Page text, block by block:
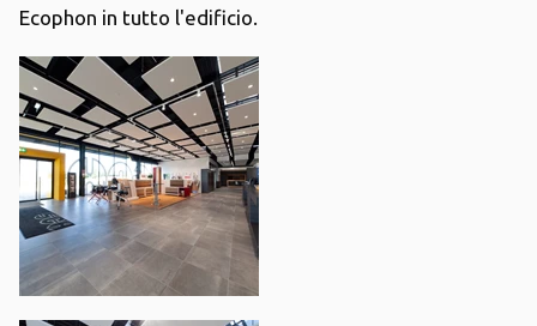
Ecophon in tutto l'edificio.